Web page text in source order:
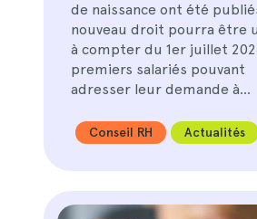
de naissance ont été
nouveau droit pourra être
à compter du 1er juillet
premiers salariés pouvant
adresser leur demande à…
Conseil RH Actualités